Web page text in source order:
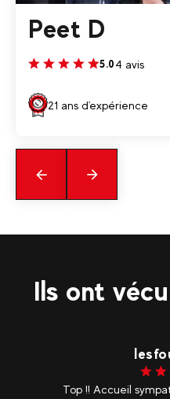
Peet D
5.04 avis
21 ans d'expérience
Précédent
En
savoir
Ils ont
Top !! Accueil